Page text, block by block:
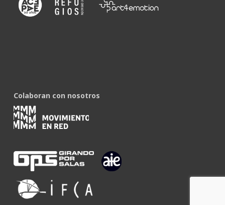
Colaboran con nosotros